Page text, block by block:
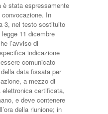
è stata espressamente
In
3, nel testo sostituito
11 dicembre
l’avviso di
indicazione
comunicato
data fissata per
a mezzo di
certificata,
e deve contenere
della riunione; in